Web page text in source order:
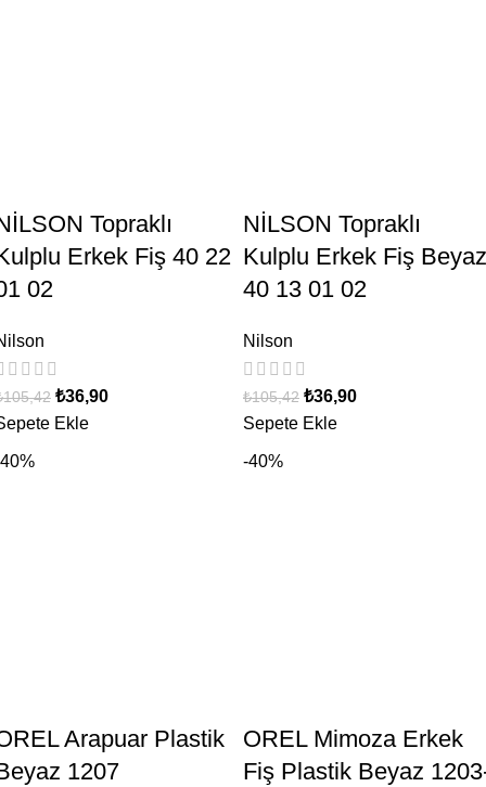
Topraklı
Erkek Fiş 40 22
02
105,42 ₺36,90
Ekle
NİLSON Topraklı
Kulplu Erkek Fiş Beyaz
40 13 01 02
Nilson
₺105,42 ₺36,90
Sepete Ekle
Arapuar Plastik
1207
-40%
OREL Mimoza Erkek
Fiş Plastik Beyaz